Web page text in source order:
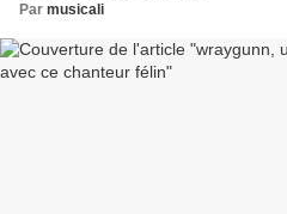
Par musicali